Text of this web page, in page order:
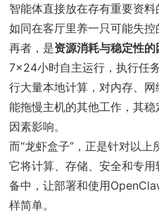
智能体直接放在存有重要资
如同在客厅里养一只可能失控
再者，是资源消耗与稳定性的
7×24小时自主运行，执行任
行大量本地计算，对内存、
能拖慢主机的其他工作，其
因素影响。
而“龙虾盒子”，正是针对以上
它将计算、存储、安全和专
备中，让部署和使用
样简单。